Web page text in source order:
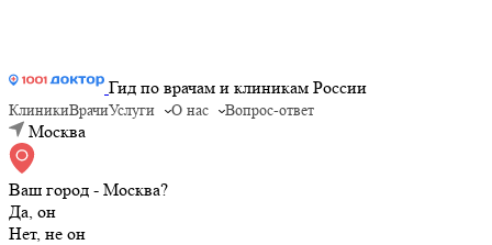
Гид по врачам и клиникам России
КлиникиВрачиУслуги О нас Вопрос-ответ
Москва
Ваш город - Москва?
Да, он
Нет, не он